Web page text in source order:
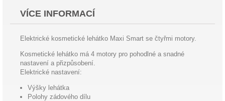
VÍCE INFORMACÍ
Elektrické kosmetické lehátko Maxi Smart se čtyřmi motory.
Kosmetické lehátko má 4 motory pro pohodlné a snadné
nastavení a přizpůsobení.
Elektrické nastavení:
Výšky lehátka
Polohy zádového dílu